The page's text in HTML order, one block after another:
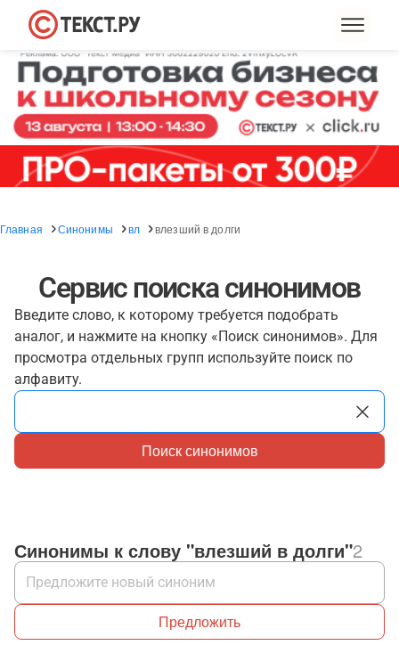
Главная Синонимы вл влезший в долги
Сервис поиска синонимов
Введите слово, к которому требуется подобрать
аналог, и нажмите на кнопку «Поиск синонимов». Для
просмотра отдельных групп используйте поиск по
алфавиту.
Поиск синонимов
Синонимы к слову "влезший в долги"2
Предложить